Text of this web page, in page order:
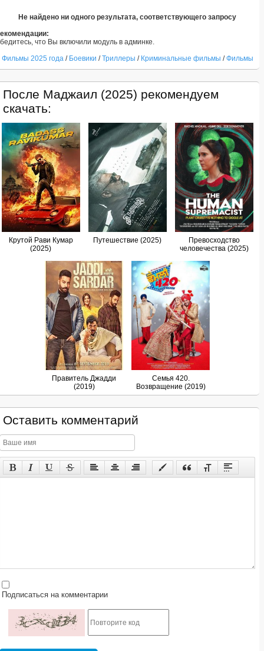
Не найдено ни одного результата, соответствующего запросу
что Вы включили модуль в админке.
Фильмы 2025 года / Боевики /Триллеры / Криминальные фильмы /Фильмы
После Маджаил (2025) рекомендуем
скачать:
Крутой Рави Кумар
(2025)
Путешествие (2025)
Превосходство
человечества (2025)
Правитель Джадди
(2019)
Семья 420.
Возвращение (2019)
Оставить комментарий
на комментарии